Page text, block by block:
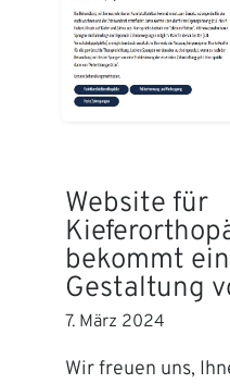
Website für
bekommt
Gestaltung
7. März 2024
Wir freuen uns,